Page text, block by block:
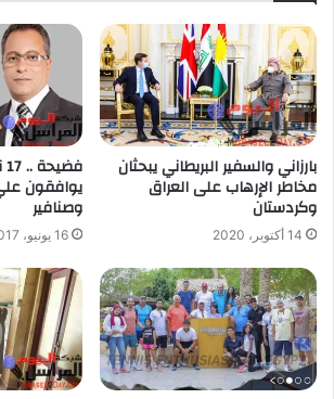
بارزاني والسفير البريطاني يبحثان
مخاطر الإرهاب على العراق
وكردستان
14 أكتوبر، 2020
يوافقون
وصنافير
16 يونيو، 2017